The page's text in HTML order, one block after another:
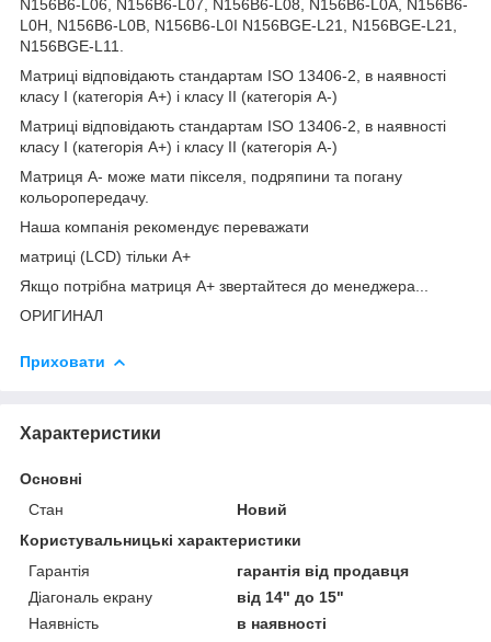
N156B6-L06, N156B6-L07, N156B6-L08, N156B6-L0A, N156B6-
L0H, N156B6-L0B, N156B6-L0I N156BGE-L21, N156BGE-L21,
N156BGE-L11.
Матриці відповідають стандартам ISO 13406-2, в наявності
класу I (категорія А+) і класу II (категорія А-)
Матриці відповідають стандартам ISO 13406-2, в наявності
класу I (категорія А+) і класу II (категорія А-)
Матриця А- може мати пікселя, подряпини та погану
кольоропередачу.
Наша компанія рекомендує переважати
матриці (LCD) тільки А+
Якщо потрібна матриця А+ звертайтеся до менеджера...
ОРИГИНАЛ
Приховати
Характеристики
Основні
Стан
Новий
Користувальницькі характеристики
Гарантія
гарантія від продавця
Діагональ екрану
від 14" до 15"
Наявність
в наявності